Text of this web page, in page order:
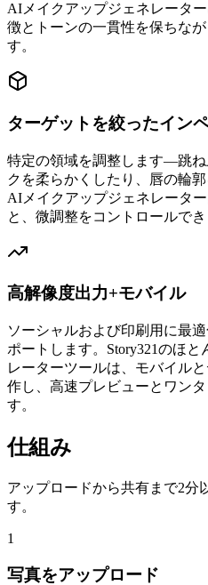
AIメイクアップジェネレータ
徴とトーンの一貫性を保ちな
す。
ターゲットを絞ったイン
特定の領域を調整します—跳
クを柔らかくしたり、唇の輪
AIメイクアップジェネレータ
と、微調整をコントロールでき
高解像度出力+モバイル
ソーシャルおよび印刷用に最
ポートします。Story321のほ
レーターツールは、モバイル
作し、高速プレビューとワン
す。
仕組み
アップロードから共有まで2
す。
1
写真をアップロード